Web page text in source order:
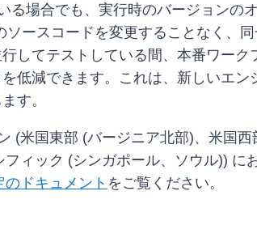
る場合でも、実行時のバージョンの
ースコードを変更することなく、同
してテストしている間、本番ワーク
低減できます。これは、新しいエン
す。
(米国東部 (バージニア北部)、米国西
ィック (シンガポール、ソウル)) に
ドキュメント をご覧ください。